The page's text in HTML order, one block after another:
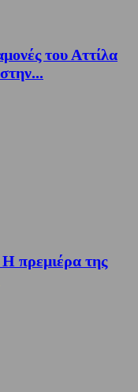
του Αττίλα
πρεμιέρα της